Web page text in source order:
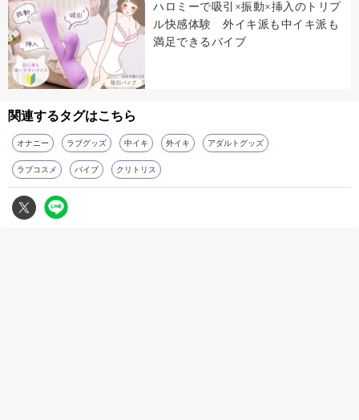
ハロミーで吸引×振動×挿入のトリプ
ル快感体験 外イキ派も中イキ派も
満足できるバイブ
関連するタグはこちら
オナニー ラブグッズ 中イキ 外イキ アダルトグッズ
ラブコスメ バイブ クリトリス